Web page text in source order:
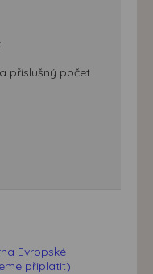
příslušný počet
Evropské
připlatit)